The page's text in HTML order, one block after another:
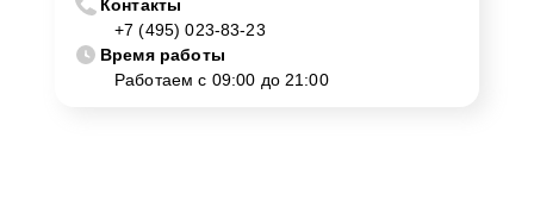
Контакты
+7 (495) 023-83-23
Время работы
Работаем с 09:00 до 21:00